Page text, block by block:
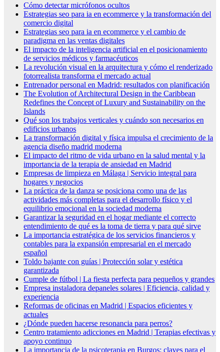
Cómo detectar micrófonos ocultos
Estrategias seo para ia en ecommerce y la transformación del
comercio digital
Estrategias seo para ia en ecommerce y el cambio de
paradigma en las ventas digitales
El impacto de la inteligencia artificial en el posicionamiento
de servicios médicos y farmacéuticos
La revolución visual en la arquitectura y cómo el renderizado
fotorrealista transforma el mercado actual
Entrenador personal en Madrid: resultados con planificación
The Evolution of Architectural Design in the Caribbean
Redefines the Concept of Luxury and Sustainability on the
Islands
Qué son los trabajos verticales y cuándo son necesarios en
edificios urbanos
La transformación digital y física impulsa el crecimiento de la
agencia diseño madrid moderna
El impacto del ritmo de vida urbano en la salud mental y la
importancia de la terapia de ansiedad en Madrid
Empresas de limpieza en Málaga | Servicio integral para
hogares y negocios
La práctica de la danza se posiciona como una de las
actividades más completas para el desarrollo físico y el
equilibrio emocional en la sociedad moderna
Garantizar la seguridad en el hogar mediante el correcto
entendimiento de qué es la toma de tierra y para qué sirve
La importancia estratégica de los servicios financieros y
contables para la expansión empresarial en el mercado
español
Toldo bajante con guías | Protección solar y estética
garantizada
Cumple de fútbol | La fiesta perfecta para pequeños y grandes
Empresa instaladora depaneles solares | Eficiencia, calidad y
experiencia
Reformas de oficinas en Madrid | Espacios eficientes y
actuales
¿Dónde pueden hacerse resonancia para perros?
Centro tratamiento adicciones en Madrid | Terapias efectivas y
apoyo continuo
La importancia de la psicoterapia en Burgos: claves para el